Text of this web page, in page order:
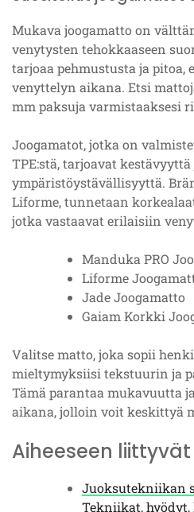
Mukava joogamatto on
venytysten tehokkaaseen
tarjoaa pehmustusta ja pitoa,
venyttelyn aikana. Etsi
mm paksuja varmistaaksesi
Joogamatot, jotka on
TPE:stä, tarjoavat kestävyyttä
ympäristöystävällisyyttä.
Liforme, tunnetaan
jotka vastaavat erilaisiin
Manduka PRO
Liforme
Jade Joogamatto
Gaiam Korkki
Valitse matto, joka sopii
mieltymyksiisi tekstuurin ja
Tämä parantaa mukavuutta
aikana, jolloin voit keskittyä
Aiheeseen liittyvät
Juoksutekniikan
Tekniikat,